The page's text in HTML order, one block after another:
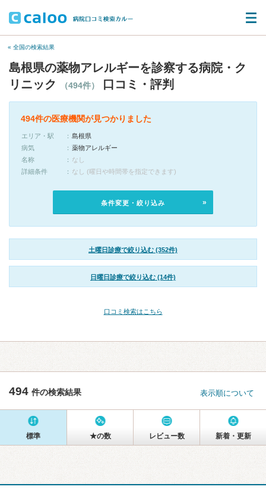
« 全国の検索結果
島根県の薬物アレルギーを診察する病院・ク
リニック
（494件） 口コミ・評判
494件の医療機関が見つかりました
エリア・駅
島根県
病気
薬物アレルギー
名称
なし
詳細条件
なし (曜日や時間帯を指定できます)
条件変更・絞り込み
土曜日診療で絞り込む (352件)
日曜日診療で絞り込む (14件)
口コミ検索はこちら
494 件の検索結果 表示順について
標準 ★の数 レビュー数 新着・更新